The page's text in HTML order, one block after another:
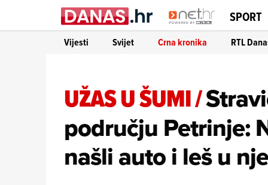
SPORT
Vijesti Svijet Crna kronika RTL
UŽAS U ŠUMI/
području Petrinje:
našli auto i leš u